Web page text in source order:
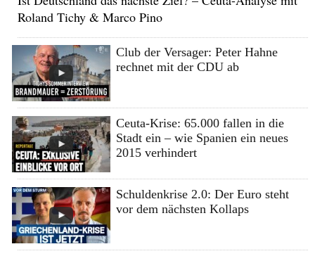
Roland Tichy & Marco Pino
Club der Versager: Peter Hahne
rechnet mit der CDU ab
Ceuta-Krise: 65.000 fallen in die
Stadt ein – wie Spanien ein neues
2015 verhindert
Schuldenkrise 2.0: Der Euro steht
vor dem nächsten Kollaps